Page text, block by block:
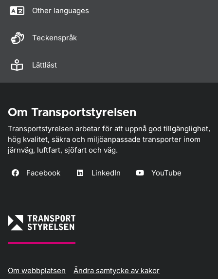
Other languages
Teckenspråk
Lättläst
Om Transportstyrelsen
Transportstyrelsen arbetar för att uppnå god tillgänglighet,
hög kvalitet, säkra och miljöanpassade transporter inom
järnväg, luftfart, sjöfart och väg.
Facebook LinkedIn YouTube
Om webbplatsen Ändra samtycke av kakor